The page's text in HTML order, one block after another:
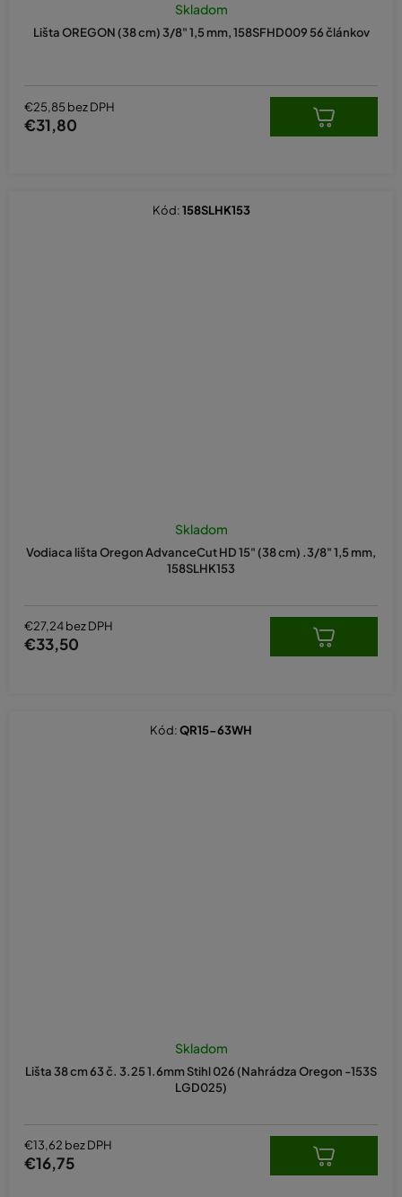
Lišta OREGON (38 cm) 3/8" 1,5 mm, 158SFHD009 56 článkov
Skladom
€25,85 bez DPH
€31,80
Vodiaca lišta Oregon AdvanceCut HD 15" (38 cm) .3/8" 1,5 mm,
158SLHK153
Skladom
€27,24 bez DPH
€33,50
Kód:158SLHK153
Lišta 38 cm 63 č. 3.25 1.6mm Stihl 026 (Nahrádza Oregon -153S
LGD025)
hodnotenie
je
5,0
Skladom
€13,62 bez DPH
€16,75
Kód:QR15-63WH